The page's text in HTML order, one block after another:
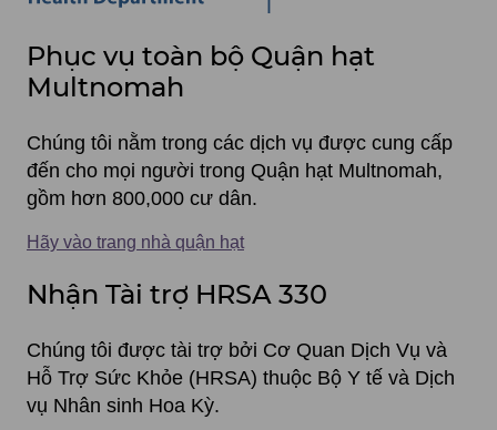
Phục
vụ
bộ
Quận
hạt
Multnomah
Phục vụ toàn bộ Quận hạt
Multnomah
Chúng tôi nằm trong các dịch vụ được cung cấp
đến cho mọi người trong Quận hạt Multnomah,
gồm hơn 800,000 cư dân.
Hãy vào trang nhà quận hạt
Nhận Tài trợ HRSA 330
Chúng tôi được tài trợ bởi Cơ Quan Dịch Vụ và
Hỗ Trợ Sức Khỏe (HRSA) thuộc Bộ Y tế và Dịch
vụ Nhân sinh Hoa Kỳ.